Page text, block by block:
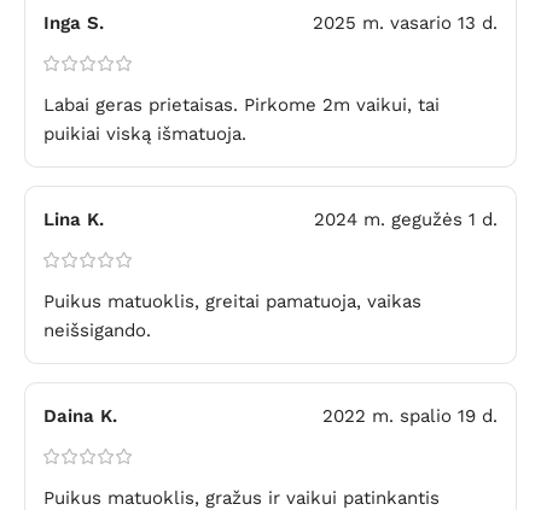
Inga S. 2025 m. vasario 13 d.
Labai geras prietaisas. Pirkome 2m vaikui, tai
puikiai viską išmatuoja.
Lina K. 2024 m. gegužės 1 d.
Puikus matuoklis, greitai pamatuoja, vaikas
neišsigando.
Daina K. 2022 m. spalio 19 d.
Puikus matuoklis, gražus ir vaikui patinkantis